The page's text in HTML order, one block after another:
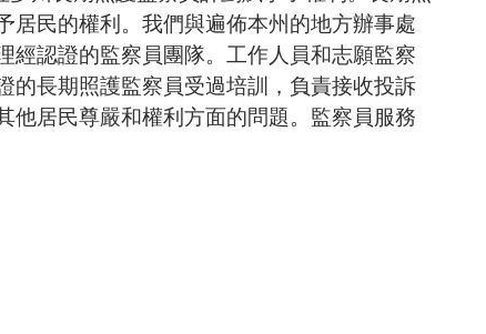
居民的權利。我們與遍佈本州的地方辦事處
經認證的監察員團隊。工作人員和志願監察
的長期照護監察員受過培訓，負責接收投訴
他居民尊嚴和權利方面的問題。監察員服務